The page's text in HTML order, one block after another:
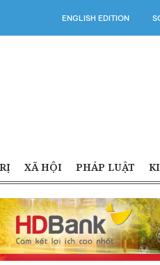
ENGLISH EDITION
XÃ HỘI PHÁP LUẬT